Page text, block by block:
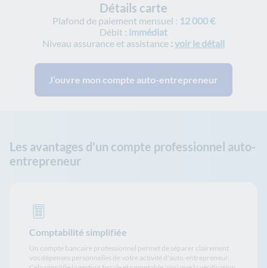
Détails carte
Plafond de paiement mensuel : 12 000 €
Débit : immédiat
Niveau assurance et assistance :voir le détail
J’ouvre mon compte auto-entrepreneur
Les avantages d'un compte professionnel auto-
entrepreneur
Comptabilité simplifiée
Un compte bancaire professionnel permet de séparer clairement
vos dépenses personnelles de votre activité d'auto-entrepreneur.